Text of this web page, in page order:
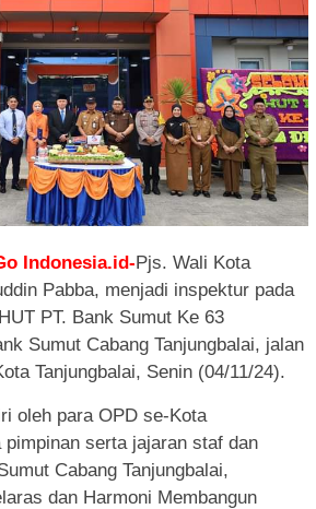
Indonesia.id-Pjs. Wali Kota
Pabba, menjadi inspektur pada
PT. Bank Sumut Ke 63
Sumut Cabang Tanjungbalai, jalan
Tanjungbalai, Senin (04/11/24).
oleh para OPD se-Kota
pimpinan serta jajaran staf dan
Cabang Tanjungbalai,
dan Harmoni Membangun